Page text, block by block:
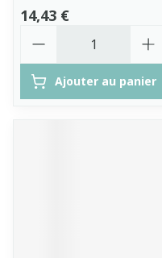
14,43 €
Ajouter au panier